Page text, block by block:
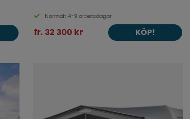
Normalt 4-9 arbetsdagar
fr. 32 300 kr KÖP!